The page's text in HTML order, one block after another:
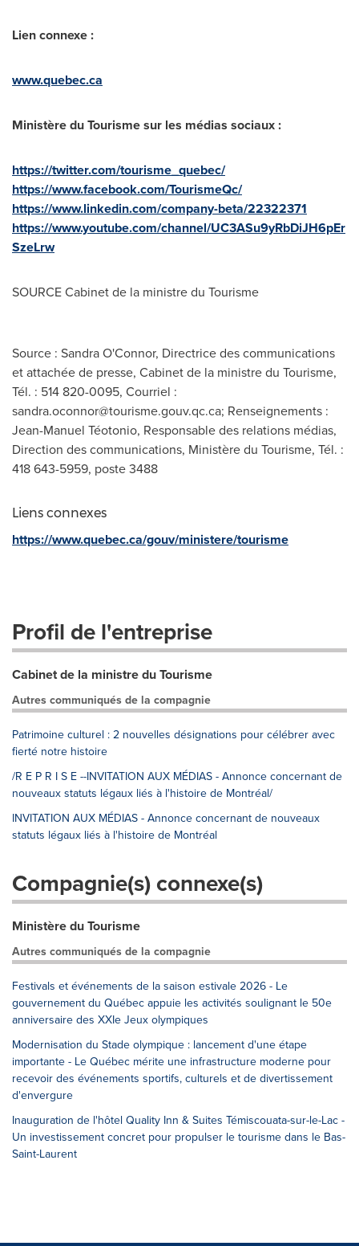
Lien connexe :
www.quebec.ca
Ministère du Tourisme sur les médias sociaux :
https://twitter.com/tourisme_quebec/
https://www.facebook.com/TourismeQc/
https://www.linkedin.com/company-beta/22322371
https://www.youtube.com/channel/UC3ASu9yRbDiJH6pEr
SzeLrw
SOURCE Cabinet de la ministre du Tourisme
Source : Sandra O'Connor, Directrice des communications
et attachée de presse, Cabinet de la ministre du Tourisme,
Tél. : 514 820-0095, Courriel :
sandra.oconnor@tourisme.gouv.qc.ca; Renseignements :
Jean-Manuel Téotonio, Responsable des relations médias,
Direction des communications, Ministère du Tourisme, Tél. :
418 643-5959, poste 3488
Liens connexes
https://www.quebec.ca/gouv/ministere/tourisme
Profil de l'entreprise
Cabinet de la ministre du Tourisme
Autres communiqués de la compagnie
Patrimoine culturel : 2 nouvelles désignations pour célébrer avec
fierté notre histoire
/R E P R I S E --INVITATION AUX MÉDIAS - Annonce concernant de
nouveaux statuts légaux liés à l'histoire de Montréal/
INVITATION AUX MÉDIAS - Annonce concernant de nouveaux
statuts légaux liés à l'histoire de Montréal
Compagnie(s) connexe(s)
Ministère du Tourisme
Autres communiqués de la compagnie
Festivals et événements de la saison estivale 2026 - Le
gouvernement du Québec appuie les activités soulignant le 50e
anniversaire des XXIe Jeux olympiques
Modernisation du Stade olympique : lancement d'une étape
importante - Le Québec mérite une infrastructure moderne pour
recevoir des événements sportifs, culturels et de divertissement
d'envergure
Inauguration de l'hôtel Quality Inn & Suites Témiscouata-sur-le-Lac -
Un investissement concret pour propulser le tourisme dans le Bas-
Saint-Laurent